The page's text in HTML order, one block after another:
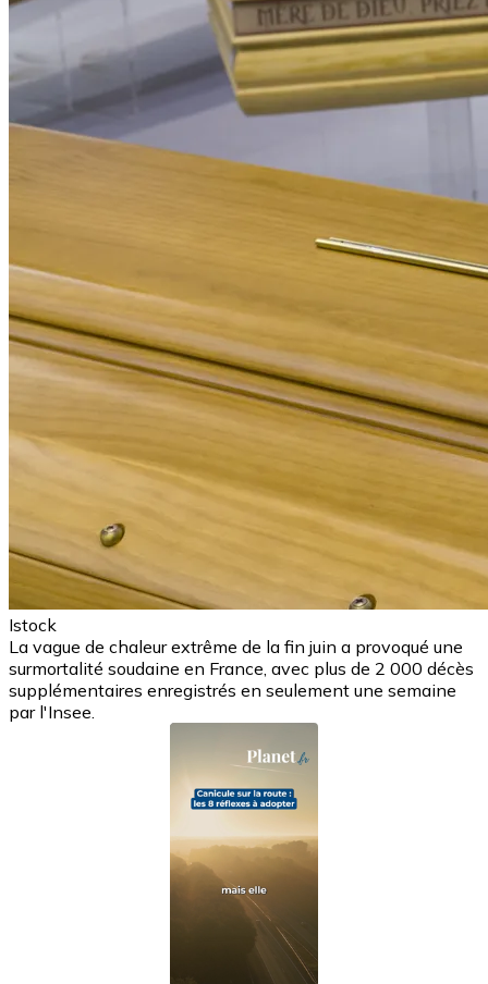
Istock
La vague de chaleur extrême de la fin juin a provoqué une
surmortalité soudaine en France, avec plus de 2 000 décès
supplémentaires enregistrés en seulement une semaine
par l'Insee.